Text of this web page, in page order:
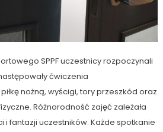
SPPF uczestnicy rozpoczynali
ćwiczenia
nożną, wyścigi, tory przeszkód oraz
Różnorodność zajęć zależała
i fantazji uczestników. Każde spotkanie